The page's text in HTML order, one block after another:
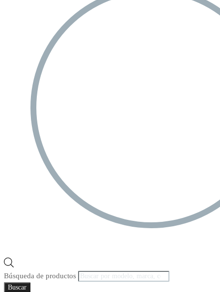
Búsqueda de productos
Buscar